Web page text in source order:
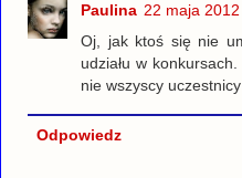
Paulina 22 maja
Oj, jak ktoś się nie
udziału w
nie wszyscy
Odpowiedz